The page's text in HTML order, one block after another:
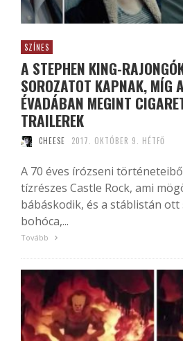
SZÍNES
A STEPHEN KING-
SOROZATOT KAPNAK, MÍG
ÉVADÁBAN MEGINT
TRAILEREK
CHEESE 2017. OKTÓBER 9. HÉTFŐ
A 70 éves írózseni
tízrészes Castle Rock, ami
bábáskodik, és a stáblistán ott
bohóca,...
Tovább